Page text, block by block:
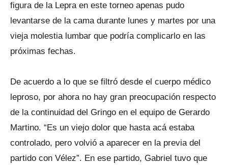
figura de la Lepra en este torneo apenas pudo
levantarse de la cama durante lunes y martes por una
vieja molestia lumbar que podría complicarlo en las
próximas fechas.
De acuerdo a lo que se filtró desde el cuerpo médico
leproso, por ahora no hay gran preocupación respecto
de la continuidad del Gringo en el equipo de Gerardo
Martino. “Es un viejo dolor que hasta acá estaba
controlado, pero volvió a aparecer en la previa del
partido con Vélez”. En ese partido, Gabriel tuvo que